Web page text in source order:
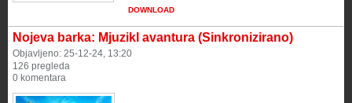
DOWNLOAD
Nojeva barka: Mjuzikl avantura (Sinkronizirano)
Objavljeno: 25-12-24, 13:20
126 pregleda
0 komentara